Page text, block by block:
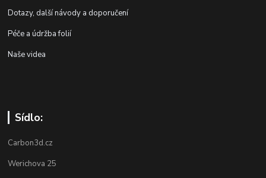
Dotazy, další návody a doporučení
Péče a údržba folií
Naše videa
Sídlo:
Carbon3d.cz
Werichova 25